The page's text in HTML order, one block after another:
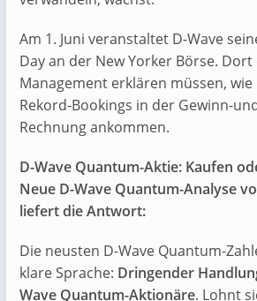
Am 1. Juni veranstaltet D-Wave
Day an der New Yorker Börse.
Management erklären müssen,
Rekord-Bookings in der Gewinn-
Rechnung ankommen.
D-Wave Quantum-Aktie: Kaufen
Neue D-Wave Quantum-Analyse
liefert die Antwort:
Die neusten D-Wave Quantum-
klare Sprache: Dringender
Wave Quantum-Aktionäre. Lohnt